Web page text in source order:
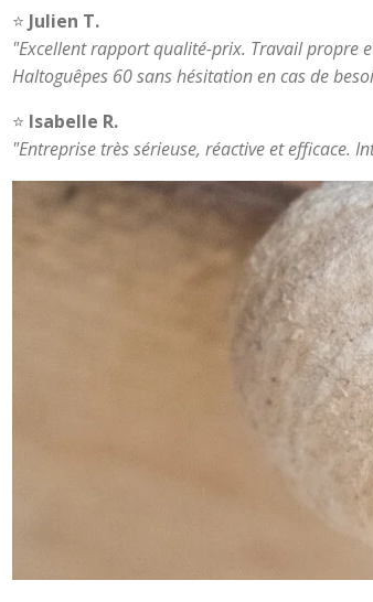
⭐ Julien T.
"Excellent rapport qualité-prix. Travail propre
Haltoguêpes 60 sans hésitation en cas de
⭐ Isabelle R.
"Entreprise très sérieuse, réactive et efficace.